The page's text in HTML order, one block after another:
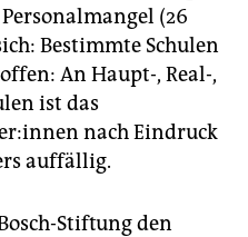
(26
Bestimmte Schulen
An Haupt-, Real-,
ist das
nach Eindruck
auffällig.
Stiftung den